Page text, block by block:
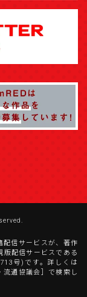
配信サービスが、著作
版配信サービスである
号)です。詳しくは
流通協議会］で検索し